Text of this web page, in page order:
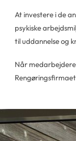
At investere i de
psykiske
til uddannelse og
Når